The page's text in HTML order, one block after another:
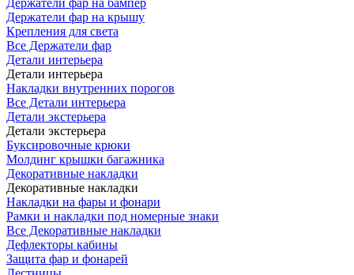
Держатели фар на бампер
Держатели фар на крышу
Крепления для света
Все Держатели фар
Детали интерьера
Детали интерьера
Накладки внутренних порогов
Все Детали интерьера
Детали экстерьера
Детали экстерьера
Буксировочные крюки
Молдинг крышки багажника
Декоративные накладки
Декоративные накладки
Накладки на фары и фонари
Рамки и накладки под номерные знаки
Все Декоративные накладки
Дефлекторы кабины
Защита фар и фонарей